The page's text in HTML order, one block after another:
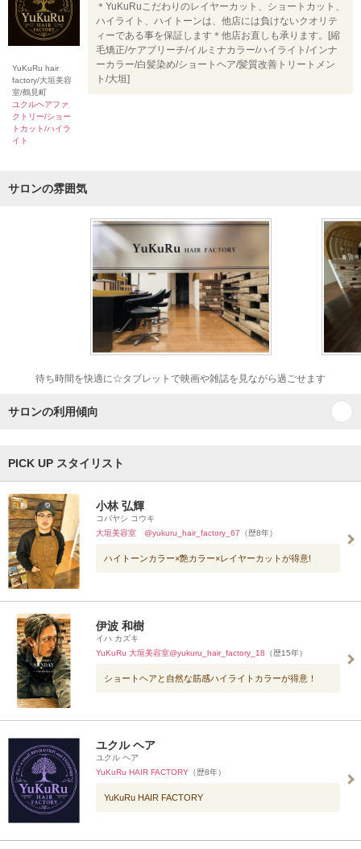
YuKuRu hair
factory/大垣美容
室/鶴見町
ユクルヘアファ
クトリー/ショー
トカット/ハイラ
イト
＊YuKuRuこだわりのレイヤーカット、ショートカット、
ハイライト、ハイトーンは、他店には負けないクオリテ
ィーである事を保証します＊他店お直しも承ります。[縮
毛矯正/ケアブリーチ/イルミナカラー/ハイライト/インナ
ーカラー/白髪染め/ショートヘア/髪質改善トリートメン
ト/大垣]
サロンの雰囲気
待ち時間を快適に☆タブレットで映画や雑誌を見ながら過ごせます
サロンの利用傾向
PICK UP スタイリスト
小林 弘輝
コバヤシ コウキ
大垣美容室 @yukuru_hair_factory_67 （歴8年）
ハイトーンカラー×艶カラー×レイヤーカットが得意!
伊波 和樹
イハ カズキ
YuKuRu 大垣美容室@yukuru_hair_factory_18 （歴15年）
ショートヘアと自然な筋感ハイライトカラーが得意！
ユクル ヘア
ユクル ヘア
YuKuRu HAIR FACTORY （歴8年）
YuKuRu HAIR FACTORY